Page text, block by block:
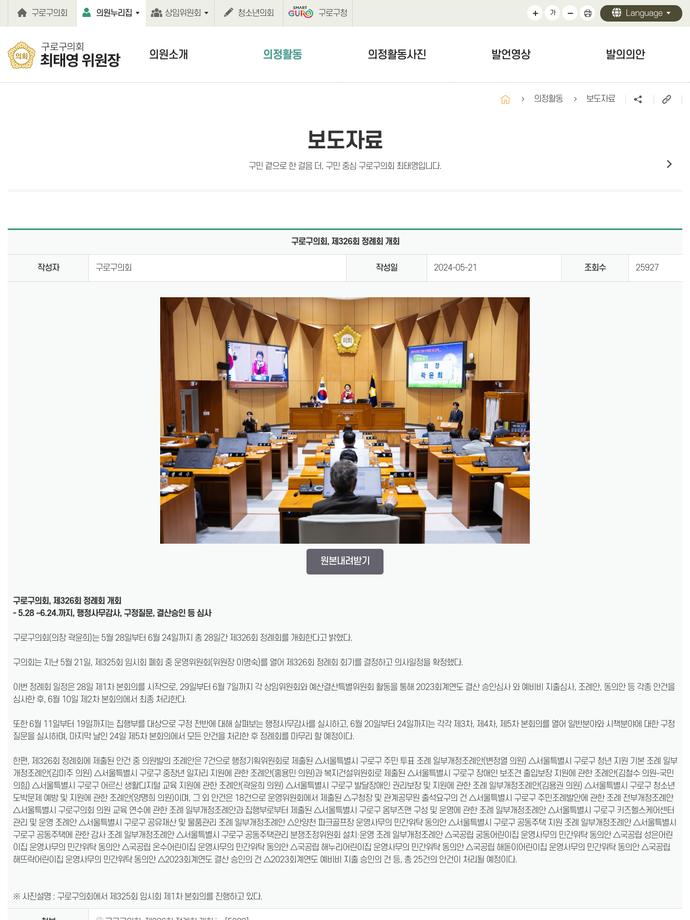
구로구의회
의원누리집 상임위원회 청소년의회 구로구청 가 Language
구로구의회
최태영 위원장 의원소개 의정활동 의정활동사진 발언영상 발의의안
발의의안
의정활동 보도자료
보도자료
구민 곁으로 한 걸음 더, 구민 중심 구로구의회 최태영입니다.
구로구의회, 제326회 정례회 개회
작성자 구로구의회 작성일 2024-05-21 조회수 25927
원본내려받기
구로구의회, 제326회 정례회 개회
- 5.28 ~6.24.까지, 행정사무감사, 구정질문, 결산승인 등 심사
구로구의회(의장 곽윤희)는 5월 28일부터 6월 24일까지 총 28일간 제326회 정례회를 개회한다고 밝혔다.
구의회는 지난 5월 21일, 제325회 임시회 폐회 중 운영위원회(위원장 이명숙)를 열어 제326회 정례회 회기를 결정하고 의사일정을 확정했다.
이번 정례회 일정은 28일 제1차 본회의를 시작으로, 29일부터 6월 7일까지 각 상임위원회와 예산결산특별위원회 활동을 통해 2023회계연도 결산 승인심사 와 예비비 지출심사, 조례안, 동의안 등 각종 안건을
심사한 후, 6월 10일 제2차 본회의에서 최종 처리한다.
또한 6월 11일부터 19일까지는 집행부를 대상으로 구정 전반에 대해 살펴보는 행정사무감사를 실시하고, 6월 20일부터 24일까지는 각각 제3차, 제4차, 제5차 본회의를 열어 일반분야와 시책분야에 대한 구정
질문을 실시하며, 마지막 날인 24일 제5차 본회의에서 모든 안건을 처리한 후 정례회를 마무리 할 예정이다.
한편, 제326회 정례회에 제출된 안건 중 의원발의 조례안은 7건으로 행정기획위원회로 제출된 △서울특별시 구로구 주민 투표 조례 일부개정조례안(변정열 의원) △서울특별시 구로구 청년 지원 기본 조례 일부
개정조례안(김미주 의원) △서울특별시 구로구 중장년 일자리 지원에 관한 조례안(홍용민 의원)과 복지건설위원회로 제출된 △서울특별시 구로구 장애인 보조견 출입보장 지원에 관한 조례안(김철수 의원-국민
의힘) △서울특별시 구로구 어르신 생활디지털 교육 지원에 관한 조례안(곽윤희 의원) △서울특별시 구로구 발달장애인 권리보장 및 지원에 관한 조례 일부개정조례안(김용권 의원) △서울특별시 구로구 청소년
도박문제 예방 및 지원에 관한 조례안(양명희 의원)이며, 그 외 안건은 18건으로 운영위원회에서 제출된 △구청장 및 관계공무원 출석요구의 건 △서울특별시 구로구 주민조례발안에 관한 조례 전부개정조례안
△서울특별시 구로구의회 의원 교육 연수에 관한 조례 일부개정조례안과 집행부로부터 제출된 △서울특별시 구로구 옴부즈맨 구성 및 운영에 관한 조례 일부개정조례안 △서울특별시 구로구 키즈헬스케어센터
관리 및 운영 조례안 △서울특별시 구로구 공유재산 및 물품관리 조례 일부개정조례안 △안양천 파크골프장 운영사무의 민간위탁 동의안 △서울특별시 구로구 공동주택 지원 조례 일부개정조례안 △서울특별시
구로구 공동주택에 관한 감사 조례 일부개정조례안 △서울특별시 구로구 공동주택관리 분쟁조정위원회 설치·운영 조례 일부개정조례안 △국공립 궁동어린이집 운영사무의 민간위탁 동의안 △국공립 성은어린
이집 운영사무의 민간위탁 동의안 △국공립 온수어린이집 운영사무의 민간위탁 동의안 △국공립 해누리어린이집 운영사무의 민간위탁 동의안 △국공립 해돋이어린이집 운영사무의 민간위탁 동의안 △국공립
해뜨락어린이집 운영사무의 민간위탁 동의안 △2023회계연도 결산 승인의 건 △2023회계연도 예비비 지출 승인의 건 등, 총 25건의 안건이 처리될 예정이다.
※ 사진설명 : 구로구의회에서 제325회 임시회 제1차 본회의를 진행하고 있다.